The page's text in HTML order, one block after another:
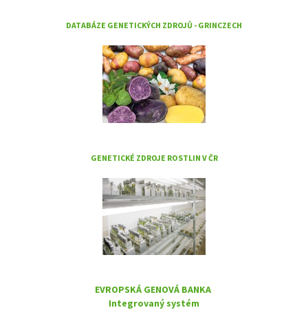
DATABÁZE GENETICKÝCH ZDROJŮ - GRINCZECH
GENETICKÉ ZDROJE ROSTLIN V ČR
EVROPSKÁ GENOVÁ BANKA
Integrovaný systém